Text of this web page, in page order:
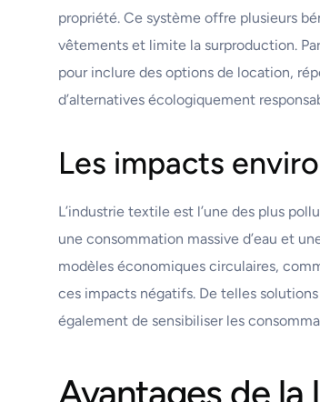
propriété. Ce système offre plusieurs
vêtements et limite la surproduction.
pour inclure des options de location,
d’alternatives écologiquement
Les impacts
L’industrie textile est l’une des plus
une consommation massive d’eau et
modèles économiques circulaires,
ces impacts négatifs. De telles
également de sensibiliser les
Avantages de